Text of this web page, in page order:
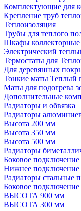
Комплектующие для
Крепление труб
Теплоизоляция
Трубы для теплого
Шкафы коллекторные
Электрический
Термостаты для
Для деревянных
Тонкие маты Теплый
Маты для подогрева
Дополнительные
Радиаторы и обвязка
Радиаторы
Высота 200 мм
Высота 350 мм
Высота 500 мм
Радиаторы
Боковое подключение
Нижнее подключение
Радиаторы стальные
Боковое подключение
ВЫСОТА 900 мм
ВЫСОТА 300 мм